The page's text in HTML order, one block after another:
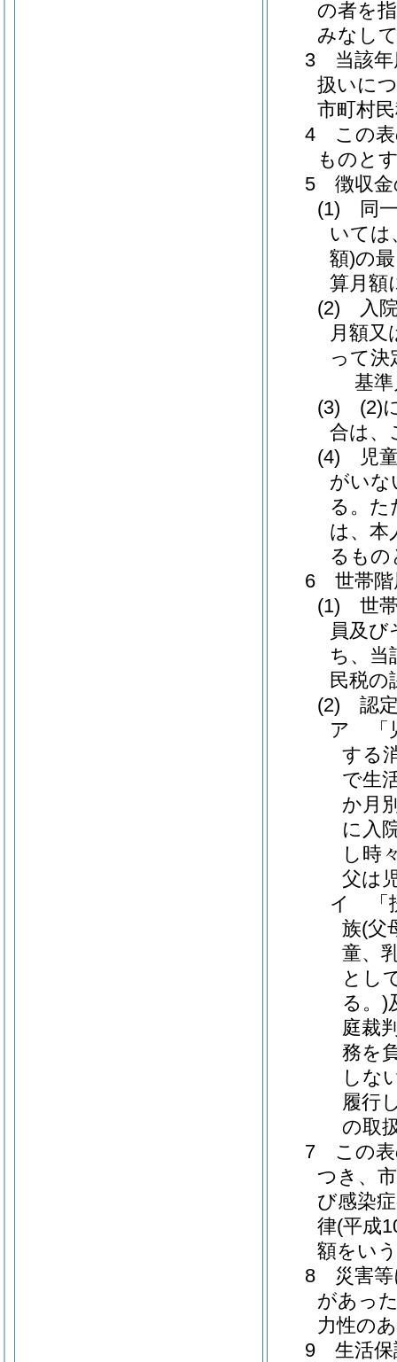
の者を
みなし
3 当該年
扱いに
市町村
4 この表
ものと
5 徴収金
(1) 同一
いては
額)の
算月額
(2) 入院
月額又
って決
基
(3) (2)
合は、
(4) 児童
がいな
る。た
は、本
るもの
6 世帯階
(1) 世帯
員及
ち、当
民税の
(2) 認定
ア 「
する
で生
か月
に入
し時
父は
イ 「
族(父
童、
とし
る。)
庭裁
務を
しな
履行
の取
7 この表
つき、
び感染
律(平成
額をい
8 災害等
があっ
力性の
9 生活保